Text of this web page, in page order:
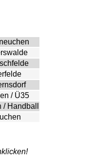
/ Ü35
Handball